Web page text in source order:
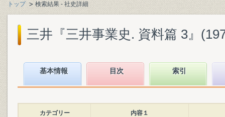
トップ 検索結果 - 社史詳細
三井『三井事業史. 資料篇 3』
基本情報 目次 索引
カテゴリー 内容１